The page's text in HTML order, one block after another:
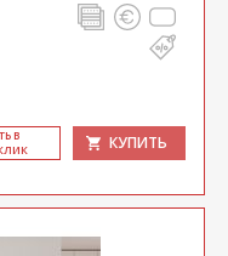
В
КУПИТЬ